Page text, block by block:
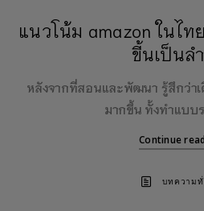
แนวโน้ม amazon ในไ
ขี้นเป็นล
หลังจากที่สอนและพัฒนา รู้สึกว่า
มากขึ้น ทั้งทำแบบ
Continue
บทความทั่